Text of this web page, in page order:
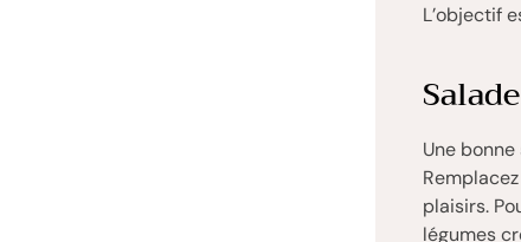
L’objectif
Une
plaisirs.
légumes